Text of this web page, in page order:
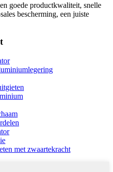
goede productkwaliteit, snelle
bescherming, een juiste
met zwaartekracht